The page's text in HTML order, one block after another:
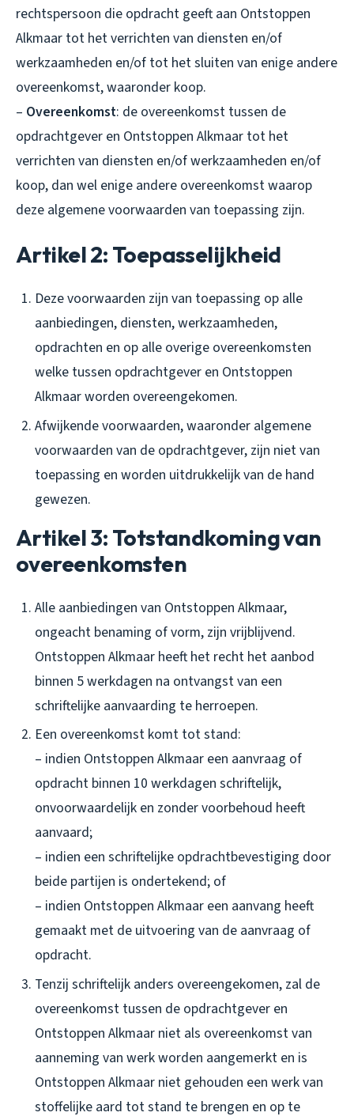
rechtspersoon die opdracht geeft aan Ontstoppen
Alkmaar tot het verrichten van diensten en/of
werkzaamheden en/of tot het sluiten van enige andere
overeenkomst, waaronder koop.
– Overeenkomst: de overeenkomst tussen de
opdrachtgever en Ontstoppen Alkmaar tot het
verrichten van diensten en/of werkzaamheden en/of
koop, dan wel enige andere overeenkomst waarop
deze algemene voorwaarden van toepassing zijn.
Artikel 2: Toepasselijkheid
Deze voorwaarden zijn van toepassing op alle
aanbiedingen, diensten, werkzaamheden,
opdrachten en op alle overige overeenkomsten
welke tussen opdrachtgever en Ontstoppen
Alkmaar worden overeengekomen.
Afwijkende voorwaarden, waaronder algemene
voorwaarden van de opdrachtgever, zijn niet van
toepassing en worden uitdrukkelijk van de hand
gewezen.
Artikel 3: Totstandkoming van
overeenkomsten
Alle aanbiedingen van Ontstoppen Alkmaar,
ongeacht benaming of vorm, zijn vrijblijvend.
Ontstoppen Alkmaar heeft het recht het aanbod
binnen 5 werkdagen na ontvangst van een
schriftelijke aanvaarding te herroepen.
Een overeenkomst komt tot stand:
– indien Ontstoppen Alkmaar een aanvraag of
opdracht binnen 10 werkdagen schriftelijk,
onvoorwaardelijk en zonder voorbehoud heeft
aanvaard;
– indien een schriftelijke opdrachtbevestiging door
beide partijen is ondertekend; of
– indien Ontstoppen Alkmaar een aanvang heeft
gemaakt met de uitvoering van de aanvraag of
opdracht.
Tenzij schriftelijk anders overeengekomen, zal de
overeenkomst tussen de opdrachtgever en
Ontstoppen Alkmaar niet als overeenkomst van
aanneming van werk worden aangemerkt en is
Ontstoppen Alkmaar niet gehouden een werk van
stoffelijke aard tot stand te brengen en op te